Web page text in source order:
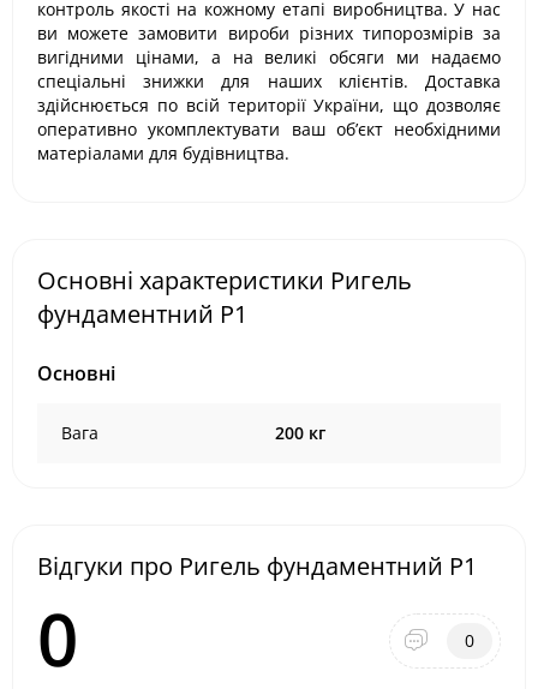
контроль якості на кожному етапі виробництва. У нас
ви можете замовити вироби різних типорозмірів за
вигідними цінами, а на великі обсяги ми надаємо
спеціальні знижки для наших клієнтів. Доставка
здійснюється по всій території України, що дозволяє
оперативно укомплектувати ваш об’єкт необхідними
матеріалами для будівництва.
Основні характеристики Ригель
фундаментний Р1
Основні
Вага 200 кг
Відгуки про Ригель фундаментний Р1
0 0